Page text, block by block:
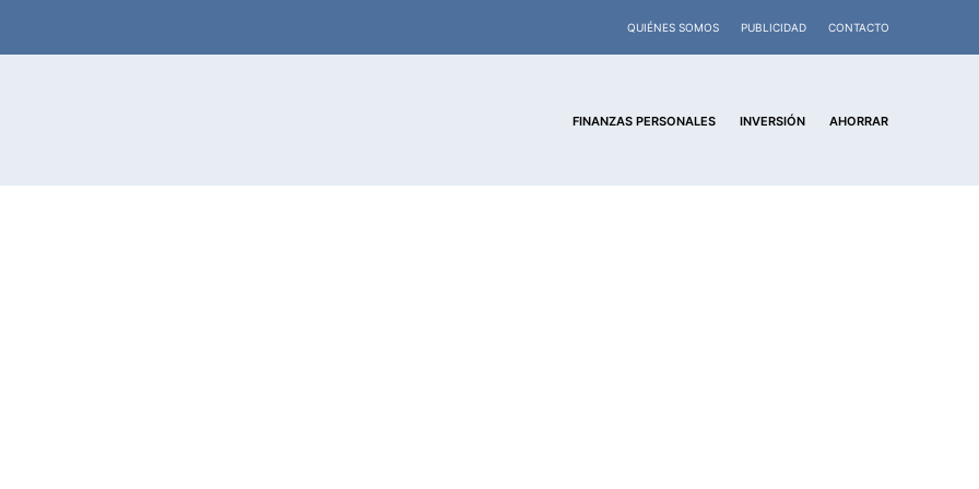
QUIÉNES SOMOS PUBLICIDAD CONTACTO
FINANZAS PERSONALES INVERSIÓN AHORRAR